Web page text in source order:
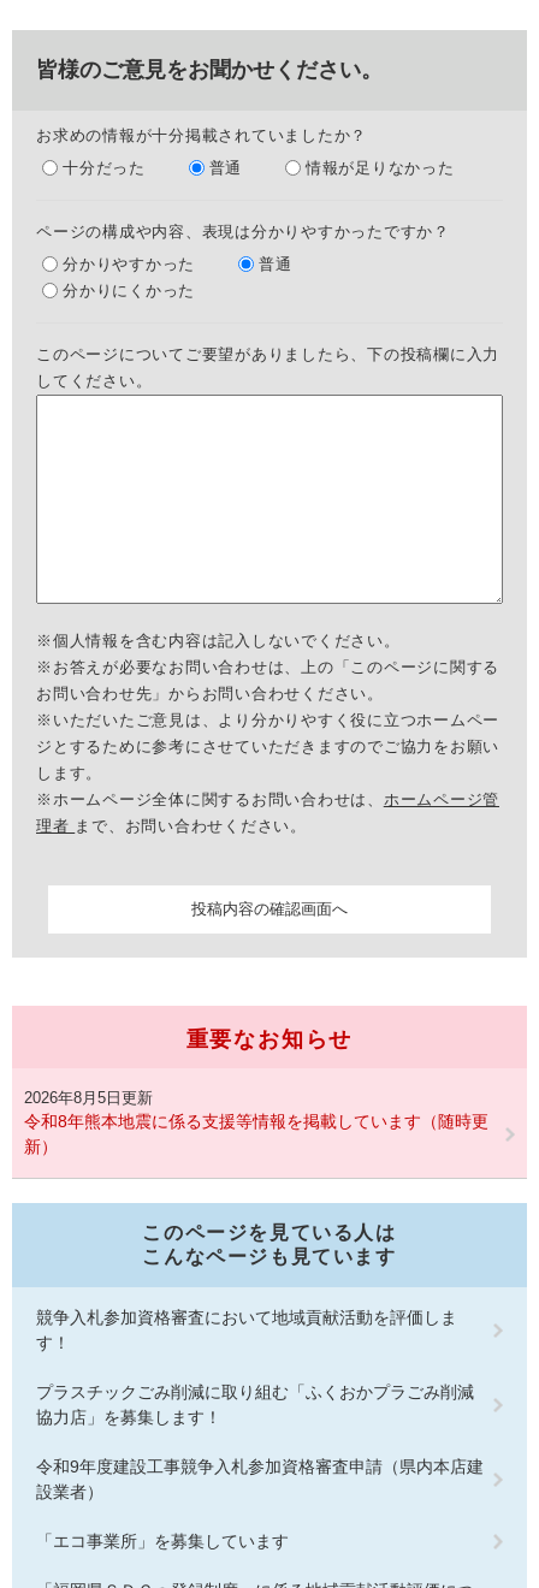
皆様のご意見をお聞かせください。
お求めの情報が十分掲載されていましたか？
十分だった
普通 情報が足りなかった
ページの構成や内容、表現は分かりやすかったですか？
分かりやすかった
普通
分かりにくかった
このページについてご要望がありましたら、下の投稿欄に入力
してください。
※個人情報を含む内容は記入しないでください。
※お答えが必要なお問い合わせは、上の「このページに関する
お問い合わせ先」からお問い合わせください。
※いただいたご意見は、より分かりやすく役に立つホームペー
ジとするために参考にさせていただきますのでご協力をお願い
します。
※ホームページ全体に関するお問い合わせは、 ホームページ管
理者 まで、お問い合わせください。
重要なお知らせ
2026年8月5日更新
令和8年熊本地震に係る支援等情報を掲載しています（随時更
新）
このページを見ている人は
こんなページも見ています
競争入札参加資格審査において地域貢献活動を評価しま
す！
プラスチックごみ削減に取り組む「ふくおかプラごみ削減
協力店」を募集します！
令和9年度建設工事競争入札参加資格審査申請（県内本店建
設業者）
「エコ事業所」を募集しています